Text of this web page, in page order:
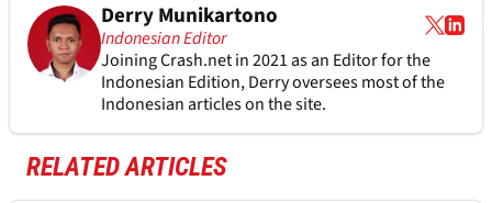
Derry Munikartono
Indonesian Editor
Joining Crash.net in 2021 as an Editor for the
Indonesian Edition, Derry oversees most of the
Indonesian articles on the site.
RELATED ARTICLES